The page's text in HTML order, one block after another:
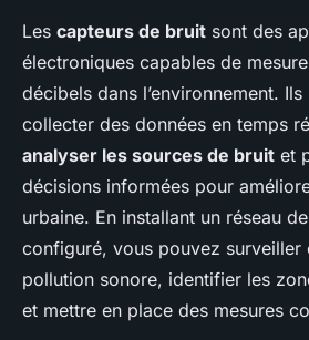
Les capteurs de bruit sont des
électroniques capables de
décibels dans l’environnement.
collecter des données en temps
analyser les sources de bruit et
décisions informées pour
urbaine. En installant un réseau
configuré, vous pouvez surveiller
pollution sonore, identifier les
et mettre en place des mesures